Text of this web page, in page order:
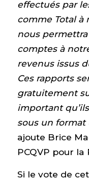
effectués par
comme Total à
nous
comptes à
revenus issus
Ces rapports
gratuitement
important
sous un
ajoute Brice
PCQVP pour
Si le vote de